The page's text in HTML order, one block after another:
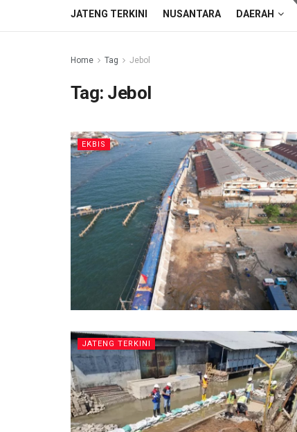
JATENG TERKINI NUSANTARA DAERAH
Home Tag Jebol
Tag: Jebol
EKBIS
JATENG TERKINI